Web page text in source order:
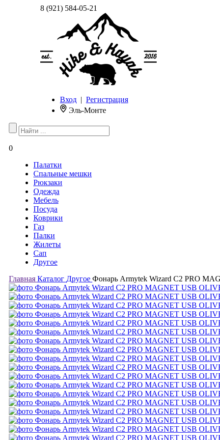
8 (921) 584-05-21
Вход | Регистрация
Эль-Монте
0
Палатки
Спальные мешки
Рюкзаки
Одежда
Мебель
Посуда
Коврики
Газ
Палки
Жилеты
Сап
Другое
Главная Каталог Другое Фонарь Armytek Wizard C2 PRO